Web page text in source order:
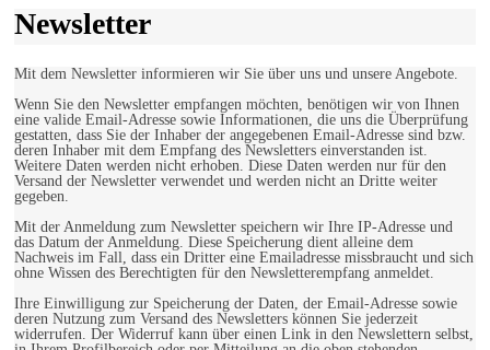
Newsletter
Mit dem Newsletter informieren wir Sie über uns und unsere Angebote.
Wenn Sie den Newsletter empfangen möchten, benötigen wir von Ihnen
eine valide Email-Adresse sowie Informationen, die uns die Überprüfung
gestatten, dass Sie der Inhaber der angegebenen Email-Adresse sind bzw.
deren Inhaber mit dem Empfang des Newsletters einverstanden ist.
Weitere Daten werden nicht erhoben. Diese Daten werden nur für den
Versand der Newsletter verwendet und werden nicht an Dritte weiter
gegeben.
Mit der Anmeldung zum Newsletter speichern wir Ihre IP-Adresse und
das Datum der Anmeldung. Diese Speicherung dient alleine dem
Nachweis im Fall, dass ein Dritter eine Emailadresse missbraucht und sich
ohne Wissen des Berechtigten für den Newsletterempfang anmeldet.
Ihre Einwilligung zur Speicherung der Daten, der Email-Adresse sowie
deren Nutzung zum Versand des Newsletters können Sie jederzeit
widerrufen. Der Widerruf kann über einen Link in den Newslettern selbst,